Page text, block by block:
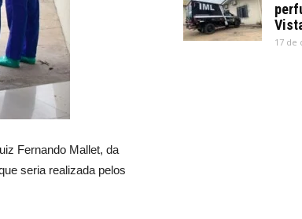
Fernando Mallet, da
seria realizada pelos
17 de